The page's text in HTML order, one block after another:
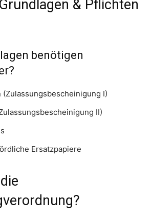
& Pflichten
benötigen
(Zulassungsbescheinigung I)
II)
Ersatzpapiere